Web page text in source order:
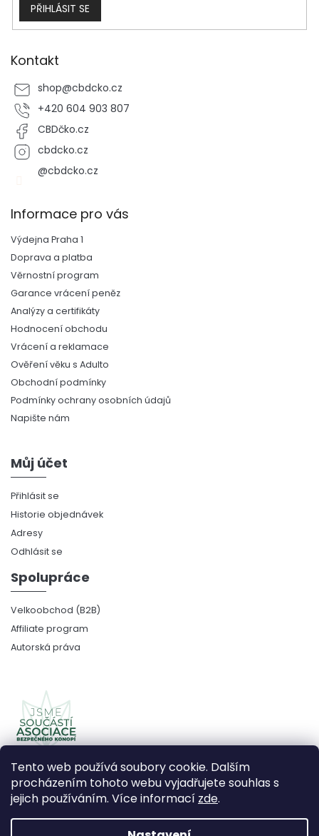
Tento web používá soubory cookie. Dalším
procházením tohoto webu vyjadřujete souhlas s
jejich používáním. Více informací zde.
ý
PŘIHLÁSIT SE
Kontakt
shop@cbdcko.cz
+420 604 903 807
CBDčko.cz
cbdcko.cz
@cbdcko.cz
Informace pro vás
Výdejna Praha 1
Doprava a platba
Věrnostní program
Garance vrácení peněz
Analýzy a certifikáty
Hodnocení obchodu
Vrácení a reklamace
Ověření věku s Adulto
Obchodní podmínky
Podmínky ochrany osobních údajů
Napište nám
Můj účet
Přihlásit se
Historie objednávek
Adresy
Odhlásit se
Spolupráce
Velkoobchod (B2B)
Affiliate program
Autorská práva